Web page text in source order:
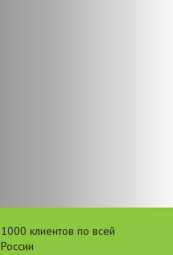
1000 клиентов по всей
России